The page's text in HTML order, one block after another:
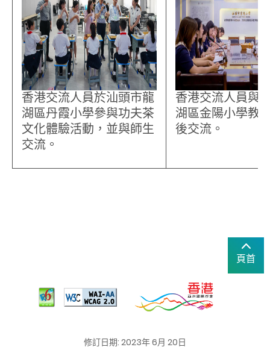
香港交流人員於汕頭市龍
湖區丹霞小學參與功夫茶
文化體驗活動，並與師生
交流。
香港交流人員與
湖區金陽小學教
後交流。
頁首
修訂日期: 2023年 6月 20日